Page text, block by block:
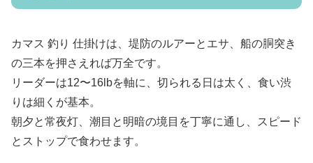
カマス 釣り 仕掛けは、堤防のルアーとエサ、船の胴突き
の三本を押さえれば万全です。
リーダーは12〜16lbを軸に、切られる日は太く、食い渋
りは細くが基本。
朝夕と常夜灯、潮目と明暗の境目を丁寧に通し、スピード
とストップで食わせます。